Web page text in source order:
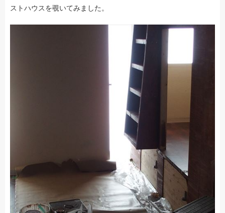
ストハウスを覗いてみました。